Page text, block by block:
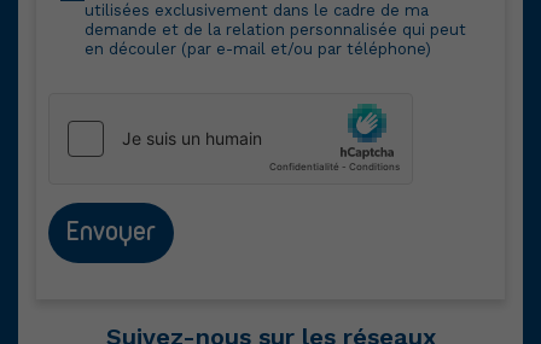
utilisées exclusivement dans le cadre de ma
demande et de la relation personnalisée qui peut
en découler (par e-mail et/ou par téléphone)
Envoyer
Suivez-nous sur les réseaux